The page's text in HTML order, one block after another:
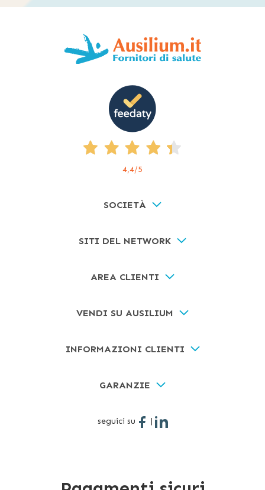
4,4/5
SOCIETÀ
SITI DEL NETWORK
AREA CLIENTI
VENDI SU AUSILIUM
INFORMAZIONI CLIENTI
GARANZIE
seguici su |